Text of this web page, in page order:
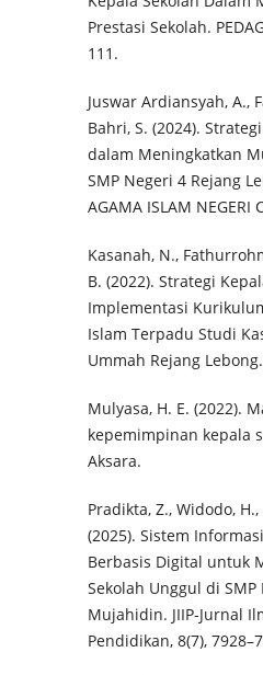
Prestasi Sekolah.
111.
Juswar Ardiansyah, A.,
Bahri, S. (2024).
dalam Meningkatkan
SMP Negeri 4 Rejang
AGAMA ISLAM NEGERI
Kasanah, N.,
B. (2022). Strategi
Implementasi
Islam Terpadu Studi
Ummah Rejang
Mulyasa, H. E. (2022).
kepemimpinan kepala
Aksara.
Pradikta, Z., Widodo,
(2025). Sistem
Berbasis Digital untuk
Sekolah Unggul di
Mujahidin. JIIP-Jurnal
Pendidikan, 8(7),